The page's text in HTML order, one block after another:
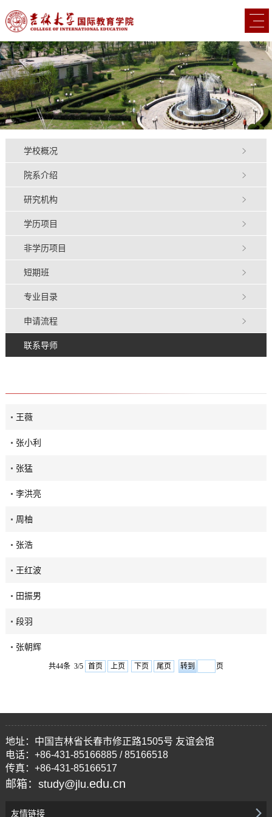
学校概况
院系介绍
研究机构
学历项目
非学历项目
短期班
专业目录
申请流程
联系导师
王薇
张小利
张猛
李洪亮
周柚
张浩
王红波
田振男
段羽
张朝辉
共44条 3/5 首页 上页 下页 尾页 页
地址：中国吉林省长春市修正路1505号 友谊会馆
电话：+86-431-85166885 / 85166518
传真：+86-431-85166517
邮箱：study@jlu.edu.cn
友情链接